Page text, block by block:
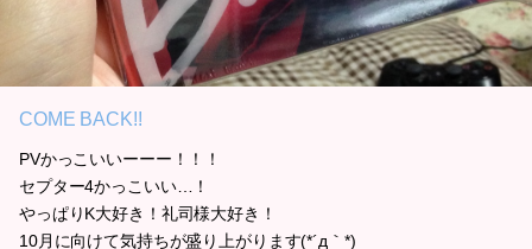
COME BACK!!
PVかっこいいーーー！！！
セプター4かっこいい…！
やっぱりK大好き！礼司様大好き！
10月に向けて気持ちが盛り上がります(*´д｀*)